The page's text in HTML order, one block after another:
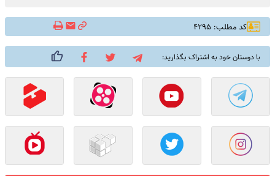
کد مطلب: ۴۲۹۵
با دوستان خود به اشتراک بگذارید: